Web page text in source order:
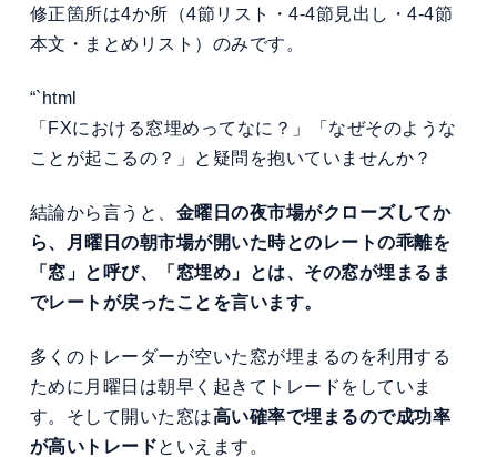
修正箇所は4か所（4節リスト・4-4節見出し・4-4節
本文・まとめリスト）のみです。
“`html
「FXにおける窓埋めってなに？」「なぜそのような
ことが起こるの？」と疑問を抱いていませんか？
結論から言うと、 金曜日の夜市場がクローズしてか
ら、月曜日の朝市場が開いた時とのレートの乖離を
「窓」と呼び、「窓埋め」とは、その窓が埋まるま
でレートが戻ったことを言います。
多くのトレーダーが空いた窓が埋まるのを利用する
ために月曜日は朝早く起きてトレードをしていま
す。そして開いた窓は高い確率で埋まるので成功率
が高いトレードといえます。